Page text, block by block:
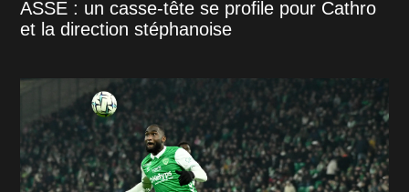
ASSE : un casse-tête se profile pour Cathro
et la direction stéphanoise